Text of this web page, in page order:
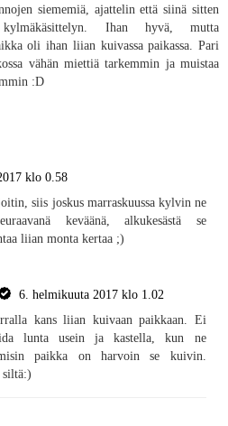
siememiä, ajattelin että siinä sitten
Ihan hyvä, mutta
oli ihan liian kuivassa paikassa. Pari
vähän miettiä tarkemmin ja muistaa
:D
klo 0.58
siis joskus marraskuussa kylvin ne
keväänä, alkukesästä se
liian monta kertaa ;)
6. helmikuuta 2017 klo 1.02
kans liian kuivaan paikkaan. Ei
lunta usein ja kastella, kun ne
paikka on harvoin se kuivin.